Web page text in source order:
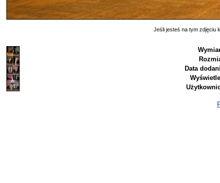
Jeśli jesteś na tym zdjęciu
Data